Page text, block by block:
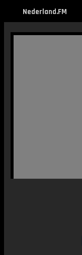
Nederland.FM